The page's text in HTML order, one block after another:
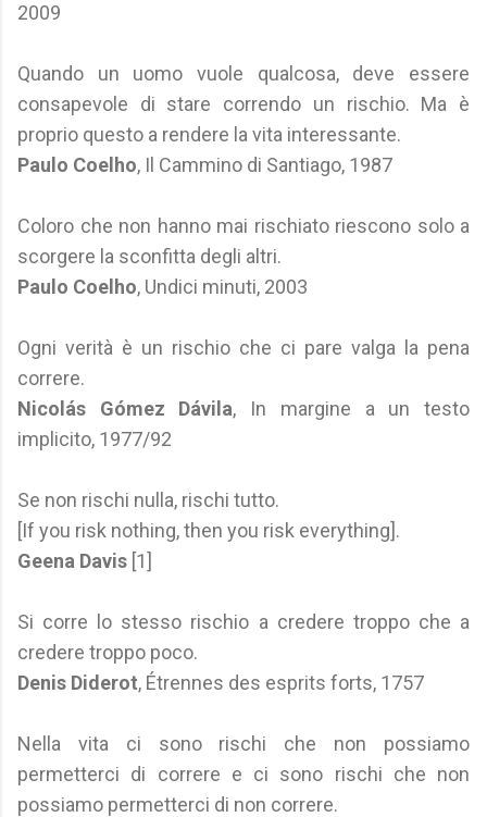
2009
Quando un uomo vuole qualcosa, deve essere
consapevole di stare correndo un rischio. Ma è
proprio questo a rendere la vita interessante.
Paulo Coelho, Il Cammino di Santiago, 1987
Coloro che non hanno mai rischiato riescono solo a
scorgere la sconfitta degli altri.
Paulo Coelho, Undici minuti, 2003
Ogni verità è un rischio che ci pare valga la pena
correre.
Nicolás Gómez Dávila, In margine a un testo
implicito, 1977/92
Se non rischi nulla, rischi tutto.
[If you risk nothing, then you risk everything].
Geena Davis [1]
Si corre lo stesso rischio a credere troppo che a
credere troppo poco.
Denis Diderot, Étrennes des esprits forts, 1757
Nella vita ci sono rischi che non possiamo
permetterci di correre e ci sono rischi che non
possiamo permetterci di non correre.